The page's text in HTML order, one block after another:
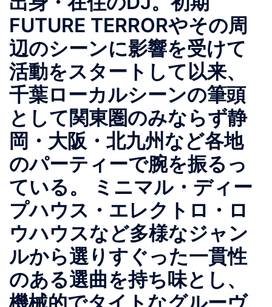
FUTURE TERRORやその周
辺のシーンに影響を受けて
活動をスタートして以来、
千葉ローカルシーンの筆頭
として関東圏のみならず静
岡・大阪・北九州など各地
のパーティーで腕を振るっ
ている。 ミニマル・ディー
プハウス・エレクトロ・ロ
ウハウスなど多様なジャン
ルから選りすぐった一貫性
のある選曲を持ち味とし、